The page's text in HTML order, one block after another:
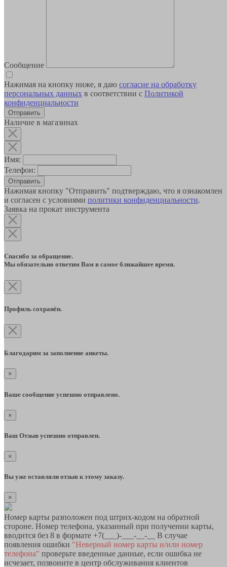
Сообщение
Нажимая на кнопку ниже, я даю согласие на обработку
персональных данных в соответствии с Политикой
конфиденциальности
Наличие в магазинах
Имя:
Телефон:
Отправить
Нажимая кнопку "Отправить" подтверждаю, что я ознакомлен
и согласен с условиями политики конфиденциальности.
Заявка на прокат инструмента
Спасибо за обращение.
Мы обязательно ответим Вам в самое ближайшее время.
Профиль сохранён.
Благодарим за заполнение анкеты.
×
Ваше сообщение успешно отправлено.
×
Ваш Отзыв успешно отправлен.
×
Вы уже оставляли отзыв к этому заказу.
×
Номер карты разположен под штрих-кодом на обратной
стороне. Номер телефона, указанный при получении карты,
вводится без 8 в формате +7(___)-___-__-__ В случае
появления ошибки "Неверный номер карты и/или номер
телефона" проверьте введенные данные, если ошибка не
исчезает, позвоните в центр обслуживания клиентов